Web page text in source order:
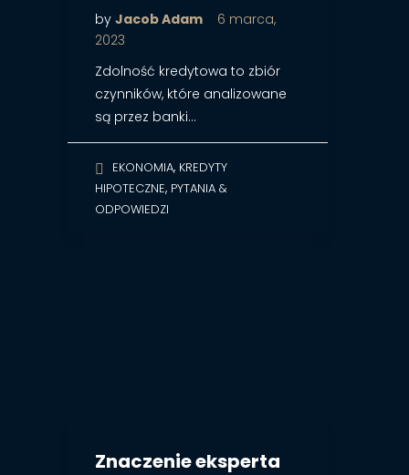
by Jacob Adam
6 marca,
2023
Zdolność kredytowa to zbiór
czynników, które analizowane
są przez banki…
EKONOMIA, KREDYTY
HIPOTECZNE, PYTANIA &
ODPOWIEDZI
Znaczenie eksperta